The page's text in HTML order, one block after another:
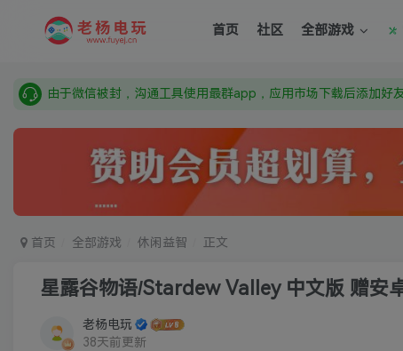
首页 社区 全部游戏
本站资源来自网络搜集，如有侵权，请联系删除：
需要什么游戏请联系客服，若链接失效请联系客服，百度网盘边
首页 全部游戏 休闲益智 正文
星露谷物语/Stardew Valley 中文版 赠安
老杨电玩
38天前更新